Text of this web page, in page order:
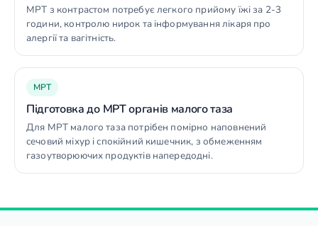
МРТ з контрастом потребує легкого прийому їжі за 2-3
години, контролю нирок та інформування лікаря про
алергії та вагітність.
МРТ
Підготовка до МРТ органів малого таза
Для МРТ малого таза потрібен помірно наповнений
сечовий міхур і спокійний кишечник, з обмеженням
газоутворюючих продуктів напередодні.